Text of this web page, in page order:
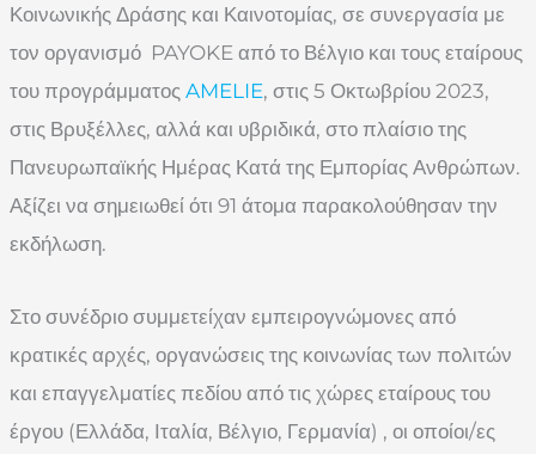
Κοινωνικής Δράσης και Καινοτομίας, σε συνεργασία με
τον οργανισμό PAYOKE από το Βέλγιο και τους εταίρους
του προγράμματος AMELIE, στις 5 Οκτωβρίου 2023,
στις Βρυξέλλες, αλλά και υβριδικά, στο πλαίσιο της
Πανευρωπαϊκής Ημέρας Κατά της Εμπορίας Ανθρώπων.
Αξίζει να σημειωθεί ότι 91 άτομα παρακολούθησαν την
εκδήλωση.
Στο συνέδριο συμμετείχαν εμπειρογνώμονες από
κρατικές αρχές, οργανώσεις της κοινωνίας των πολιτών
και επαγγελματίες πεδίου από τις χώρες εταίρους του
έργου (Ελλάδα, Ιταλία, Βέλγιο, Γερμανία) , οι οποίοι/ες